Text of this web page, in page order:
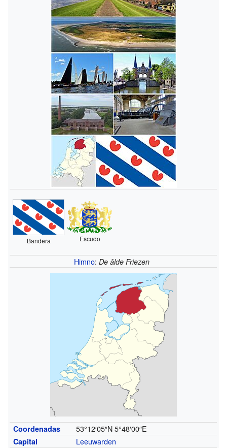
Bandera Escudo
Himno:De âlde Friezen
Coordenadas 53°12′05″N 5°48′00″E
Capital Leeuwarden